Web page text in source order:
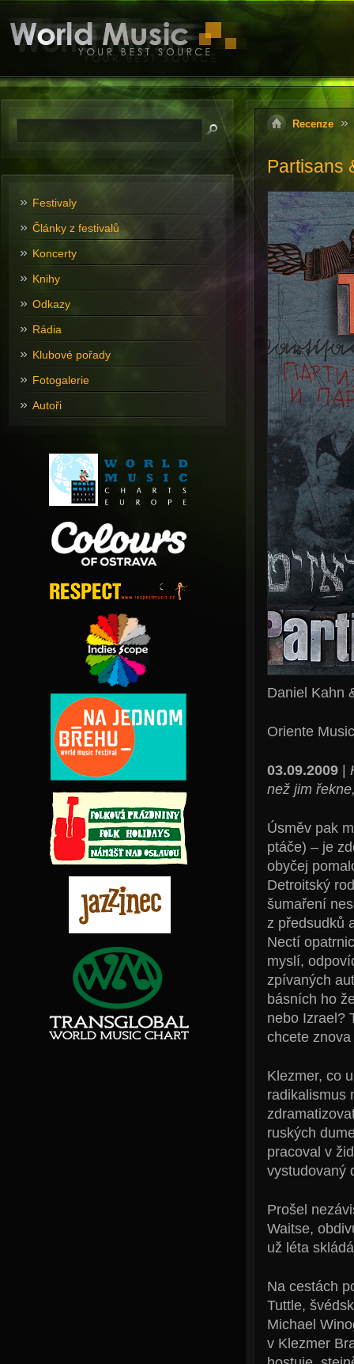
Recenze
Partisans
Daniel Kahn
Oriente
03.09.2009|
než jim
Úsměv pak
ptáče) – je
obyčej
Detroitský
šumaření
z předsudků
Nectí
myslí,
zpívaných
básních ho
nebo Izrael?
chcete
Klezmer, co
radikalismus
ruských
pracoval v
vystudovaný
Prošel
Waitse,
už léta
Na cestách
Tuttle,
Michael
v Klezmer
Festivaly
Články z festivalů
Koncerty
Knihy
Odkazy
Rádia
Klubové pořady
Fotogalerie
Autoři